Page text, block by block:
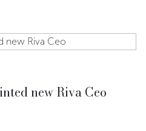
new Riva Ceo